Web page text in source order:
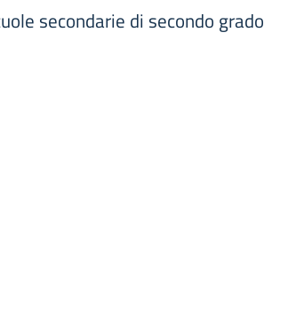
secondarie di secondo grado